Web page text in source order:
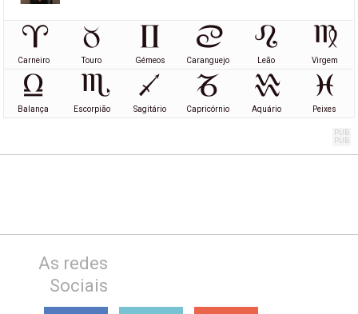
Carneiro Touro Gémeos Caranguejo Leão Virgem
Balança Escorpião Sagitário Capricórnio Aquário Peixes
As redes
Sociais